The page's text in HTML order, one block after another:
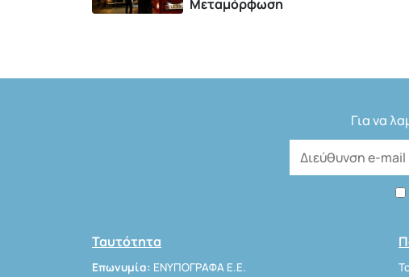
Μεταμόρφωση
Για να
Ταυτότητα
Επωνυμία: ΕΝΥΠΟΓΡΑΦΑ Ε.Ε.